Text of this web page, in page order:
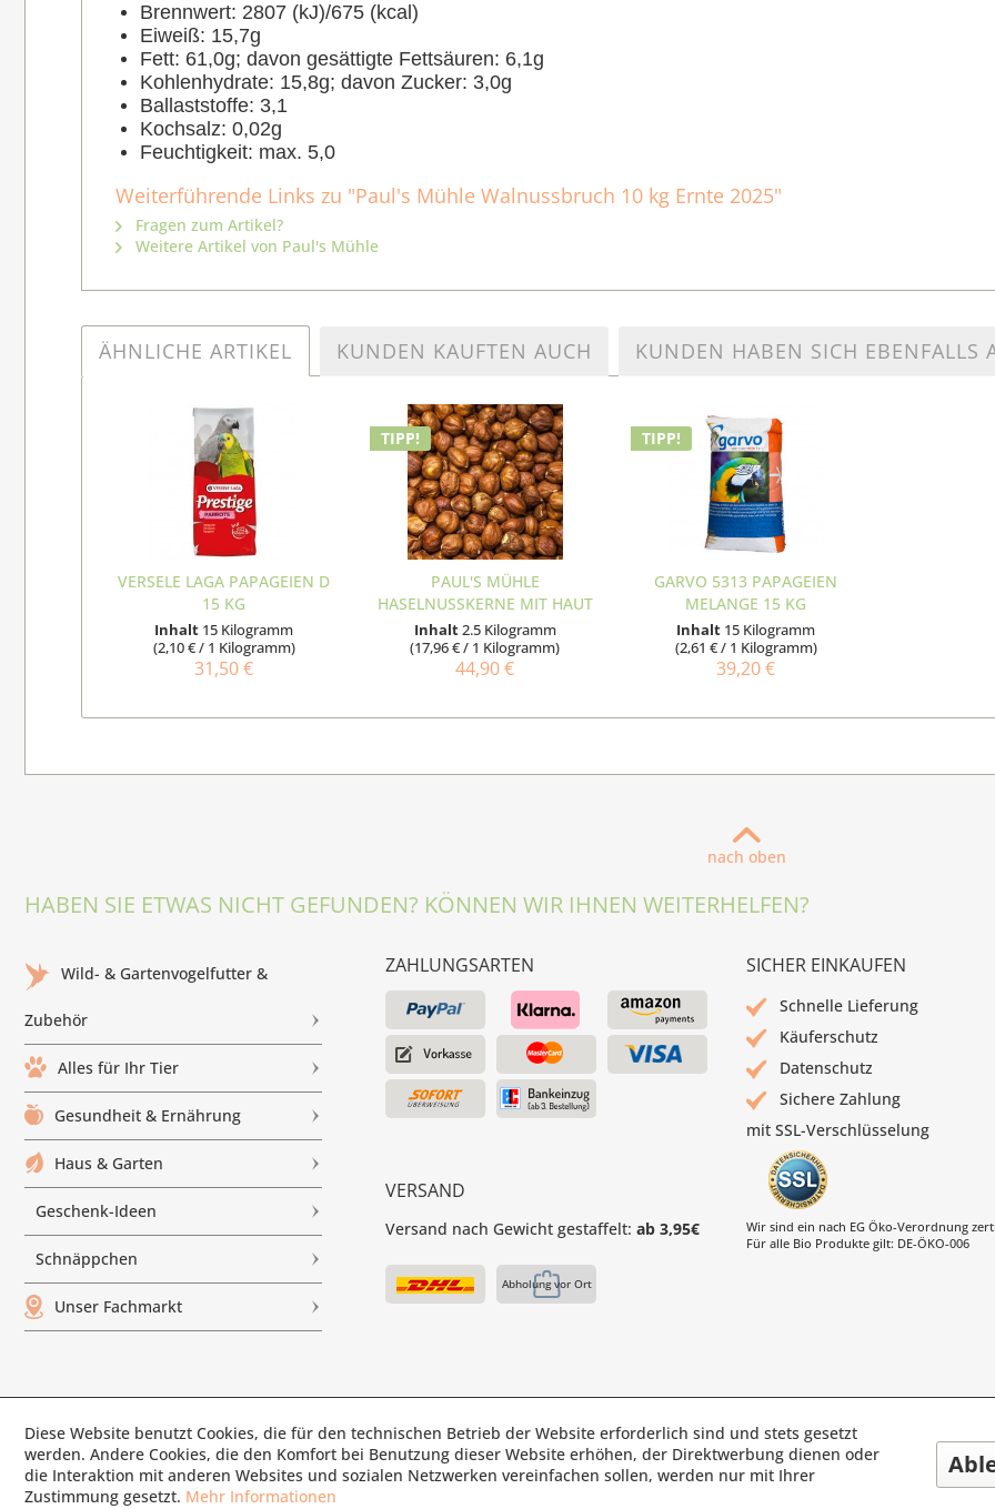
Brennwert: 2807 (kJ)/675 (kcal)
Eiweiß: 15,7g
Fett: 61,0g; davon gesättigte Fettsäuren: 6,1g
Kohlenhydrate: 15,8g; davon Zucker: 3,0g
Ballaststoffe: 3,1
Kochsalz: 0,02g
Feuchtigkeit: max. 5,0
Weiterführende Links zu "Paul's Mühle Walnussbruch 10 kg Ernte 2025"
Fragen zum Artikel?
Weitere Artikel von Paul's Mühle
ÄHNLICHE ARTIKEL KUNDEN KAUFTEN AUCH KUNDEN HABEN SICH EBENFALLS
VERSELE LAGA PAPAGEIEN D
15 KG
Inhalt 15 Kilogramm
(2,10 € / 1 Kilogramm)
31,50 €
TIPP!
PAUL'S MÜHLE
HASELNUSSKERNE MIT HAUT
2,5 KG...
Inhalt2.5 Kilogramm
(17,96 € / 1 Kilogramm)
44,90 €
TIPP!
GARVO 5313 PAPAGEIEN
MELANGE 15 KG
Inhalt 15 Kilogramm
(2,61 € / 1 Kilogramm)
39,20 €
nach oben
HABEN SIE ETWAS NICHT GEFUNDEN? KÖNNEN WIR IHNEN WEITERHELFEN?
Wild- & Gartenvogelfutter &
Zubehör
Alles für Ihr Tier
Gesundheit & Ernährung
Haus & Garten
Geschenk-Ideen
Schnäppchen
Unser Fachmarkt
ZAHLUNGSARTEN
VERSAND
Versand nach Gewicht gestaffelt: ab 3,95€
Abholung vor Ort
SICHER EINKAUFEN
Schnelle Lieferung
Käuferschutz
Datenschutz
Sichere Zahlung
mit SSL-Verschlüsselung
Wir sind ein nach EG Öko-Verordnung
Für alle Bio Produkte gilt: DE-ÖKO-006
© Paul's Mühle | Inhaber: Christof Paul e.K. | Westring 2 | 45659
Fax: 02361 -28831 | E-Mail: info@pauls-muehle.de
Diese Website benutzt Cookies, die für den technischen Betrieb der Website erforderlich sind und stets gesetzt
werden. Andere Cookies, die den Komfort bei Benutzung dieser Website erhöhen, der Direktwerbung dienen oder
die Interaktion mit anderen Websites und sozialen Netzwerken vereinfachen sollen, werden nur mit Ihrer
Zustimmung gesetzt. Mehr Informationen